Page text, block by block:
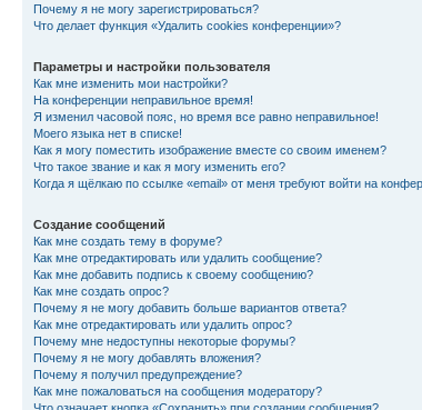
Почему я не могу зарегистрироваться?
Что делает функция «Удалить cookies конференции»?
Параметры и настройки пользователя
Как мне изменить мои настройки?
На конференции неправильное время!
Я изменил часовой пояс, но время все равно неправильное!
Моего языка нет в списке!
Как я могу поместить изображение вместе со своим именем?
Что такое звание и как я могу изменить его?
Когда я щёлкаю по ссылке «email» от меня требуют войти на
Создание сообщений
Как мне создать тему в форуме?
Как мне отредактировать или удалить сообщение?
Как мне добавить подпись к своему сообщению?
Как мне создать опрос?
Почему я не могу добавить больше вариантов ответа?
Как мне отредактировать или удалить опрос?
Почему мне недоступны некоторые форумы?
Почему я не могу добавлять вложения?
Почему я получил предупреждение?
Как мне пожаловаться на сообщения модератору?
Что означает кнопка «Сохранить» при создании сообщения?